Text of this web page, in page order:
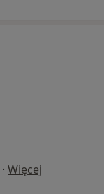
· Więcej